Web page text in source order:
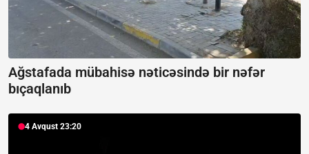
Ağstafada mübahisə nəticəsində bir nəfər
bıçaqlanıb
4 Avqust 23:20